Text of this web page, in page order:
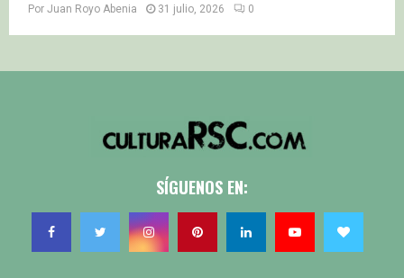
Por Juan Royo Abenia 31 julio, 2026 0
SÍGUENOS EN: